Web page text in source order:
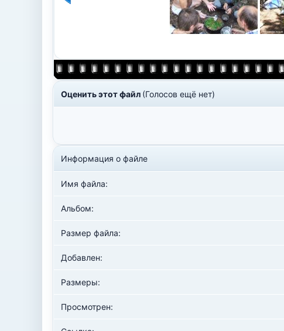
Оценить этот файл (Голосов ещё нет)
Информация о файле
Имя файла:
Альбом:
Размер файла:
Добавлен:
Размеры:
Просмотрен: